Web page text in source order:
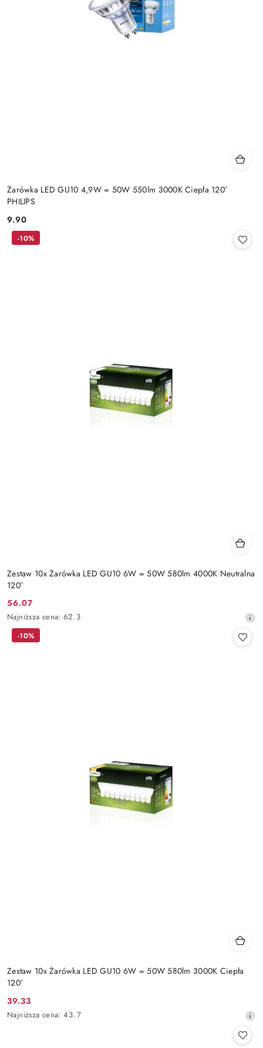
Żarówka LED GU10 4,9W = 50W 550lm 3000K Ciepła 120°
PHILIPS
Cena:
9.90
Zestaw 10x Żarówka LED GU10 6W = 50W 580lm 4000K Neutralna
120°
Cena
promocyjna:
56.07
Najniższa
cena
Najniższa cena: 62.3
-10%
Zestaw 10x Żarówka LED GU10 6W = 50W 580lm 3000K Ciepła
120°
Cena
promocyjna:
39.33
Najniższa
Najniższa cena: 43.7
-10%